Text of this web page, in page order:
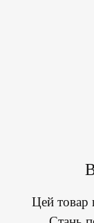
Цей товар